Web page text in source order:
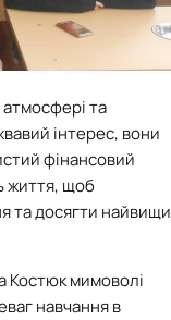
атмосфері та
інтерес, вони
фінансовий
життя, щоб
та досягти
Костюк мимоволі
навчання в